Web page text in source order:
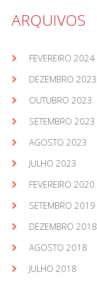
ARQUIVOS
FEVEREIRO 2024
DEZEMBRO 2023
OUTUBRO 2023
SETEMBRO 2023
AGOSTO 2023
JULHO 2023
FEVEREIRO 2020
SETEMBRO 2019
DEZEMBRO 2018
AGOSTO 2018
JULHO 2018